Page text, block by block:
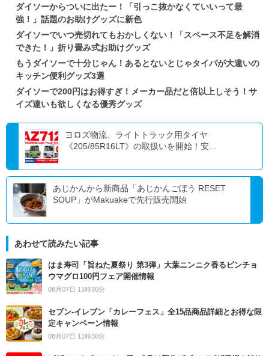
ダイソーからついに出たー！「引っこ抜かなくていいって最
強！」話題のお助けグッズに新色
ダイソーでいつ売切れてもおかしくない！「スペース不足を解消
できた！」折り畳み式お助けグッズ
もうダイソーで十分じゃん！あるとないとじゃタイパが大違いの
キッチン便利グッズ3選
ダイソーで200円はお得すぎ！メーカー品だと倍以上しそう！サ
イズ違いも欲しくなる優秀グッズ
ヨロズ物流、ライトトラック用タイヤ
《205/85R16LT》の取扱いを開始！安...
あじかんから新商品「あじかんごぼう RESET
SOUP」がMakuakeで先行販売開始
あわせて読みたい記事
はま寿司「旨ねた夏祭り 第3弾」大葉ニンニク香るビンチョ
ウマグロ100円フェア開催情報
08月07日 11時30分
セブン‐イレブン「カレーフェス」全15品商品詳細とお得な限
定キャンペーン情報
08月07日 11時30分